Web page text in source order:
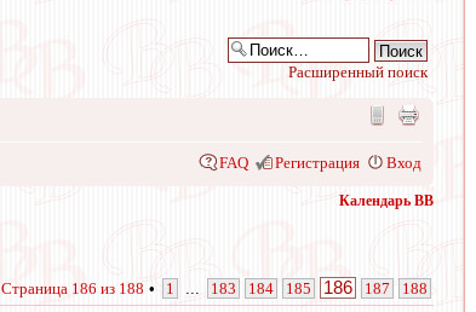
Расширенный поиск
FAQ Регистрация Вход
Календарь ВВ
Страница 186 из 188 • 1 183 184 185 186 187 188